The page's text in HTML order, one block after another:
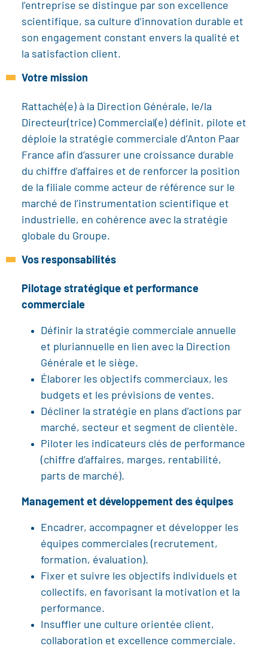
l’entreprise se distingue par son excellence
scientifique, sa culture d’innovation durable et
son engagement constant envers la qualité et
la satisfaction client.
Votre mission
Rattaché(e) à la Direction Générale, le/la
Directeur(trice) Commercial(e) définit, pilote et
déploie la stratégie commerciale d’Anton Paar
France afin d’assurer une croissance durable
du chiffre d’affaires et de renforcer la position
de la filiale comme acteur de référence sur le
marché de l’instrumentation scientifique et
industrielle, en cohérence avec la stratégie
globale du Groupe.
Vos responsabilités
Pilotage stratégique et performance
commerciale
Définir la stratégie commerciale annuelle
et pluriannuelle en lien avec la Direction
Générale et le siège.
Élaborer les objectifs commerciaux, les
budgets et les prévisions de ventes.
Décliner la stratégie en plans d’actions par
marché, secteur et segment de clientèle.
Piloter les indicateurs clés de performance
(chiffre d’affaires, marges, rentabilité,
parts de marché).
Management et développement des équipes
Encadrer, accompagner et développer les
équipes commerciales (recrutement,
formation, évaluation).
Fixer et suivre les objectifs individuels et
collectifs, en favorisant la motivation et la
performance.
Insuffler une culture orientée client,
collaboration et excellence commerciale.